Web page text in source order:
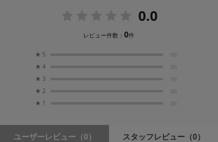
0.0
レビュー件数：0件
★ 5 (0)
★ 4 (0)
★ 3 (0)
★ 2 (0)
★ 1 (0)
ユーザーレビュー （0） スタッフレビュー （0）